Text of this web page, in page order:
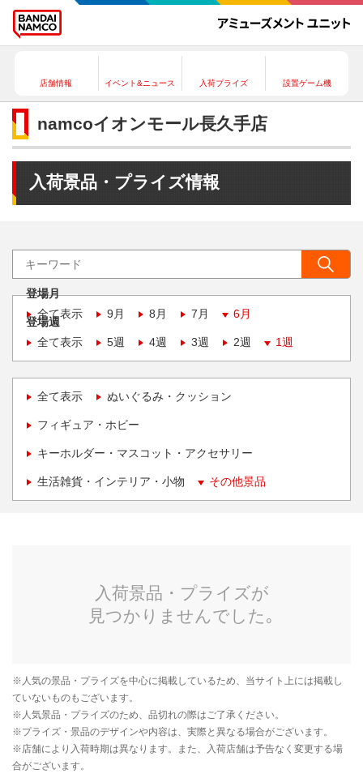
店舗情報 イベント&ニュース 入荷プライズ 設置ゲーム機
namcoイオンモール長久手店
入荷景品・プライズ情報
登場月
全て表示
9月 8月 7月 6月
登場週
全て表示
5週 4週 3週 2週 1週
全て表示 ぬいぐるみ・クッション
フィギュア・ホビー
キーホルダー・マスコット・アクセサリー
生活雑貨・インテリア・小物 その他景品